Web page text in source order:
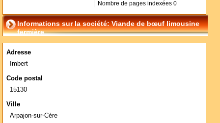
Nombre de pages indexées 0
Informations sur la société: Viande de bœuf limousine
fermière
Adresse
Imbert
Code postal
15130
Ville
Arpajon-sur-Cère